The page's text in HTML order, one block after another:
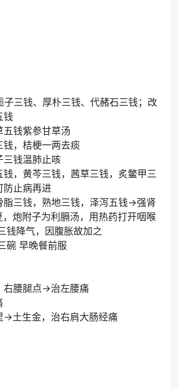
子三钱、厚朴三钱、代赭石三钱；改
钱
钱紫参甘草汤
，桔梗一两去痰
三钱温肺止咳
，黄芩三钱，茜草三钱，炙鳖甲三
防止病再进
三钱，熟地三钱，泽泻五钱->强肾
炮附子为利膈汤，用热药打开咽喉
钱降气，因腹胀故加之
碗 早晚餐前服
腰腿点->治左腰痛
>土生金，治右肩大肠经痛